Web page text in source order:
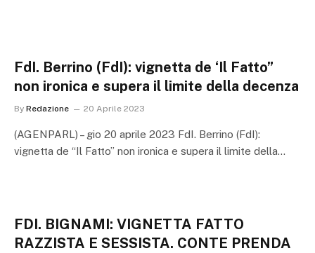
FdI. Berrino (FdI): vignetta de ‘Il Fatto”
non ironica e supera il limite della decenza
By Redazione 20 Aprile 2023
(AGENPARL) – gio 20 aprile 2023 FdI. Berrino (FdI):
vignetta de “Il Fatto” non ironica e supera il limite della…
FDI. BIGNAMI: VIGNETTA FATTO
RAZZISTA E SESSISTA. CONTE PRENDA